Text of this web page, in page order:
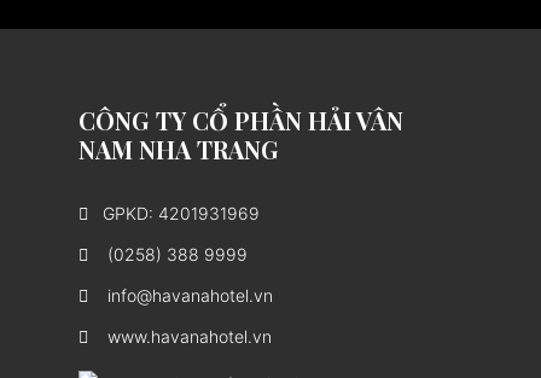
CÔNG TY CỔ PHẦN HẢI VÂN
NAM NHA TRANG
GPKD: 4201931969
(0258) 388 9999
info@havanahotel.vn
www.havanahotel.vn